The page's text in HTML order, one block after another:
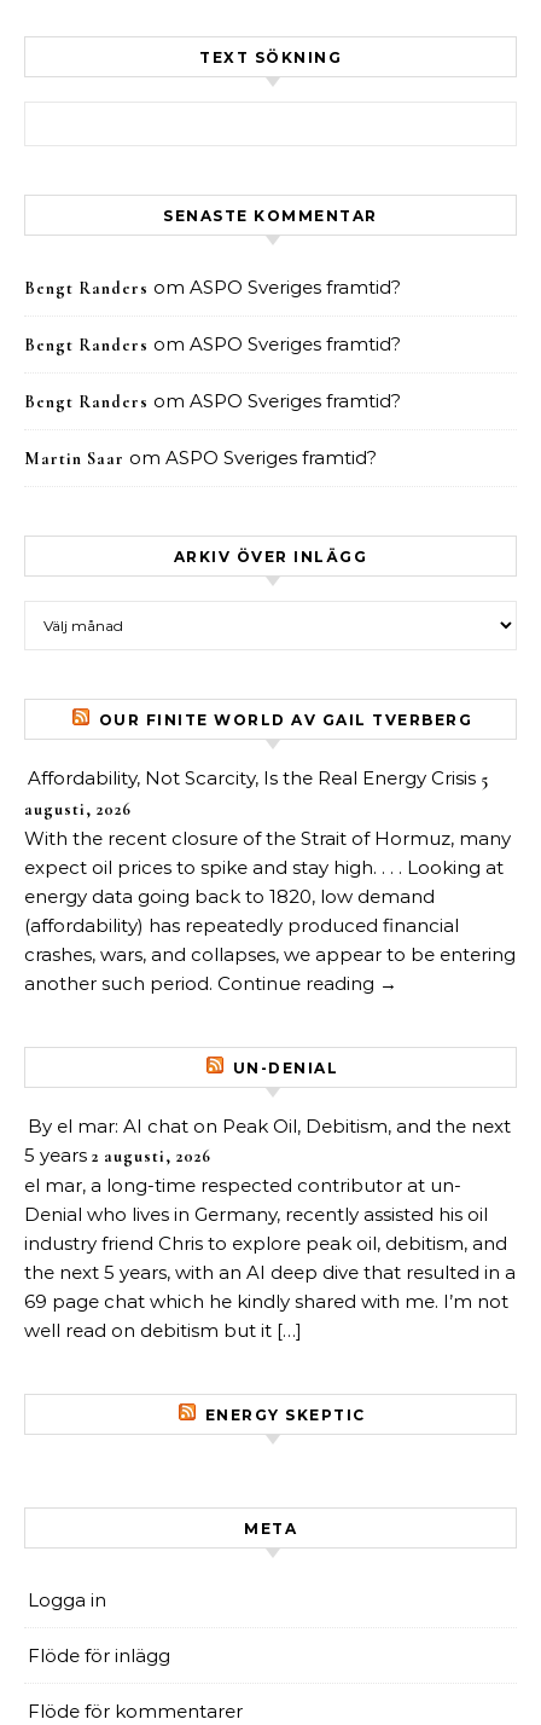
TEXT SÖKNING
SENASTE KOMMENTAR
Bengt Randers om ASPO Sveriges framtid?
Bengt Randers om ASPO Sveriges framtid?
Bengt Randers om ASPO Sveriges framtid?
Martin Saar om ASPO Sveriges framtid?
ARKIV ÖVER INLÄGG
OUR FINITE WORLD AV GAIL TVERBERG
Affordability, Not Scarcity, Is the Real Energy Crisis 5
augusti, 2026
With the recent closure of the Strait of Hormuz, many
expect oil prices to spike and stay high. . . . Looking at
energy data going back to 1820, low demand
(affordability) has repeatedly produced financial
crashes, wars, and collapses, we appear to be entering
another such period. Continue reading →
UN-DENIAL
By el mar: AI chat on Peak Oil, Debitism, and the next
5 years 2 augusti, 2026
el mar, a long-time respected contributor at un-
Denial who lives in Germany, recently assisted his oil
industry friend Chris to explore peak oil, debitism, and
the next 5 years, with an AI deep dive that resulted in a
69 page chat which he kindly shared with me. I’m not
well read on debitism but it […]
ENERGY SKEPTIC
META
Logga in
Flöde för inlägg
Flöde för kommentarer